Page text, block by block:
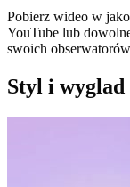
Pobierz wideo w
YouTube lub
swoich
Styl i wyglad